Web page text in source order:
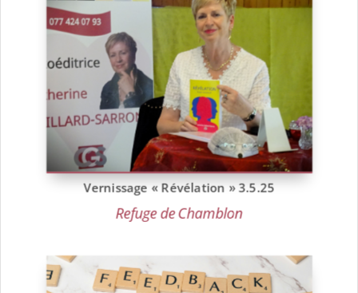
Vernissage « Révélation » 3.5.25
Refuge de Chamblon